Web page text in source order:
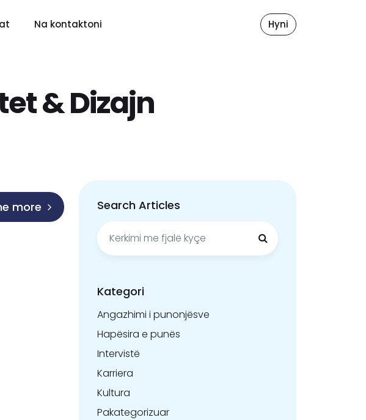
Na kontaktoni Hyni
& Dizajn
more Search Articles
Kërko
për:
Kategori
Angazhimi i punonjësve
Hapësira e punës
Intervistë
Karriera
Kultura
Pakategorizuar